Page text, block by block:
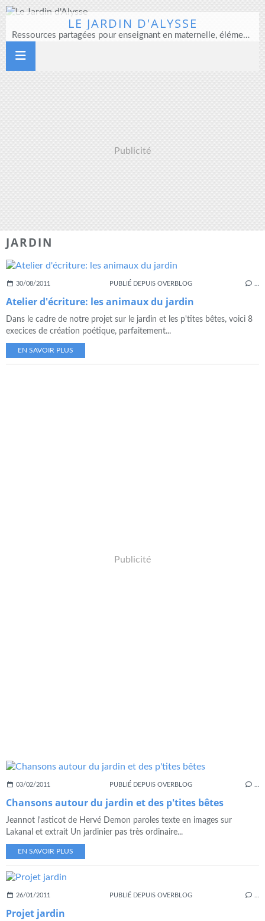
LE JARDIN D'ALYSSE
Ressources partagées pour enseignant en maternelle, élémentaire et direction d'école
Publicité
JARDIN
30/08/2011 PUBLIÉ DEPUIS OVERBLOG
Atelier d'écriture: les animaux du jardin
Dans le cadre de notre projet sur le jardin et les p'tites bêtes, voici 8
execices de création poétique, parfaitement...
EN SAVOIR PLUS
Publicité
03/02/2011 PUBLIÉ DEPUIS OVERBLOG
Chansons autour du jardin et des p'tites bêtes
Jeannot l'asticot de Hervé Demon paroles texte en images sur
Lakanal et extrait Un jardinier pas très ordinaire...
EN SAVOIR PLUS
26/01/2011 PUBLIÉ DEPUIS OVERBLOG
Projet jardin